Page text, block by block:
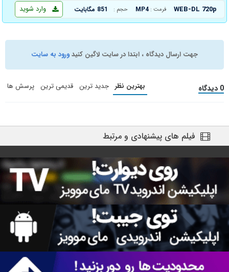
WEB-DL 720p فرمت : MP4 حجم : 851 مگابایت وارد شوید
جهت ارسال دیدگاه ، ابتدا در سایت لاگین کنیدورود به سایت
0 دیدگاه بهترین نظر جدید ترین قدیمی ترین پرسش ها
فیلم های پیشنهادی و مرتبط